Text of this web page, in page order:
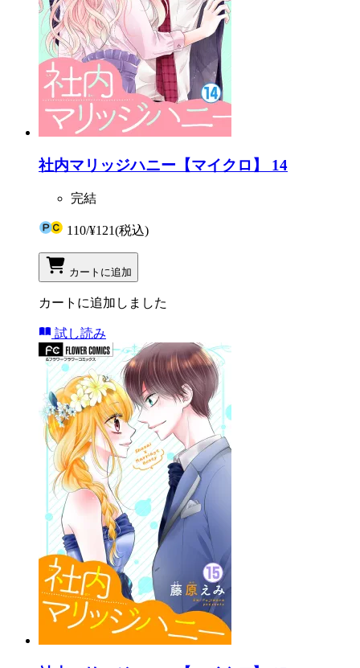
社内マリッジハニー【マイクロ】 14
完結
110/¥121(税込)
カートに追加
カートに追加しました
試し読み